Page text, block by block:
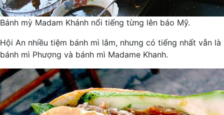
Bánh mỳ Madam Khánh nổi tiếng từng lên báo Mỹ.
Hội An nhiều tiệm bánh mì lắm, nhưng có tiếng nhất vẫn là
bánh mì Phượng và bánh mì Madame Khanh.